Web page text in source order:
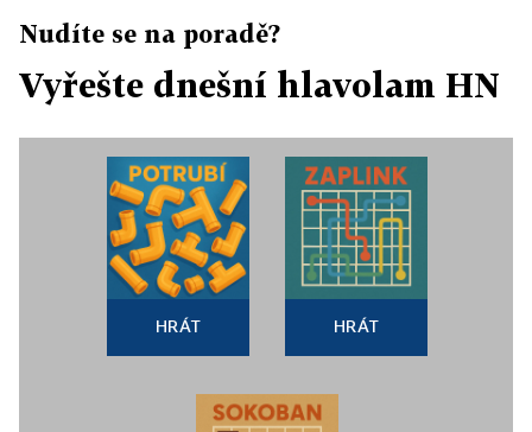
Nudíte se na poradě?
Vyřešte dnešní hlavolam HN
HRÁT HRÁT